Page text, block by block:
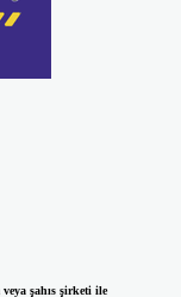
şahıs şirketi ile